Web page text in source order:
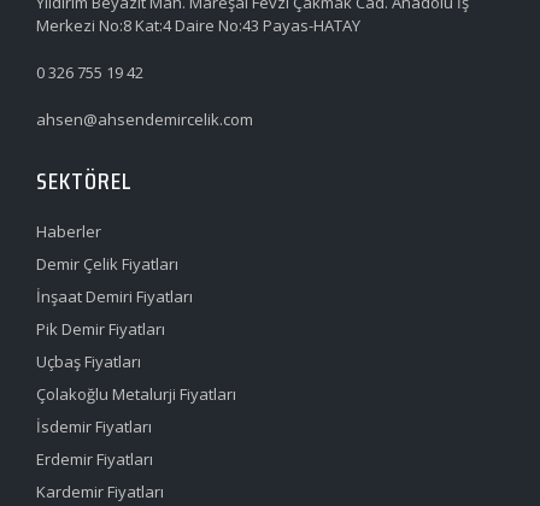
Merkezi No:8 Kat:4 Daire No:43 Payas-HATAY
0 326 755 19 42
ahsen@ahsendemircelik.com
SEKTÖREL
Haberler
Demir Çelik Fiyatları
İnşaat Demiri Fiyatları
Pik Demir Fiyatları
Uçbaş Fiyatları
Çolakoğlu Metalurji Fiyatları
İsdemir Fiyatları
Erdemir Fiyatları
Kardemir Fiyatları